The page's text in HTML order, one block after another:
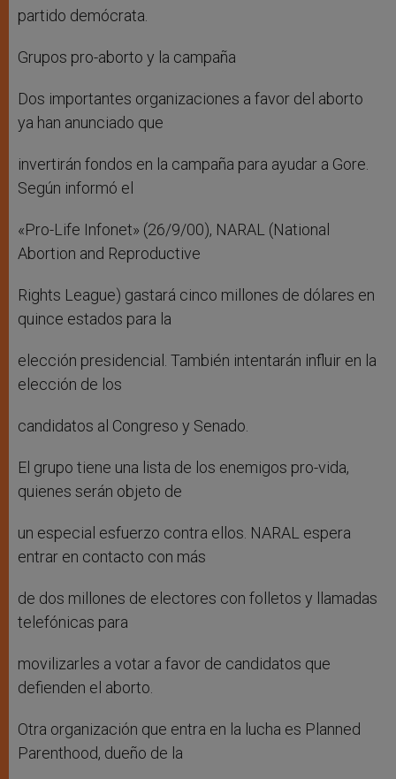
partido demócrata.
Grupos pro-aborto y la campaña
Dos importantes organizaciones a favor del aborto
ya han anunciado que
invertirán fondos en la campaña para ayudar a Gore.
Según informó el
«Pro-Life Infonet» (26/9/00), NARAL (National
Abortion and Reproductive
Rights League) gastará cinco millones de dólares en
quince estados para la
elección presidencial. También intentarán influir en la
elección de los
candidatos al Congreso y Senado.
El grupo tiene una lista de los enemigos pro-vida,
quienes serán objeto de
un especial esfuerzo contra ellos. NARAL espera
entrar en contacto con más
de dos millones de electores con folletos y llamadas
telefónicas para
movilizarles a votar a favor de candidatos que
defienden el aborto.
Otra organización que entra en la lucha es Planned
Parenthood, dueño de la